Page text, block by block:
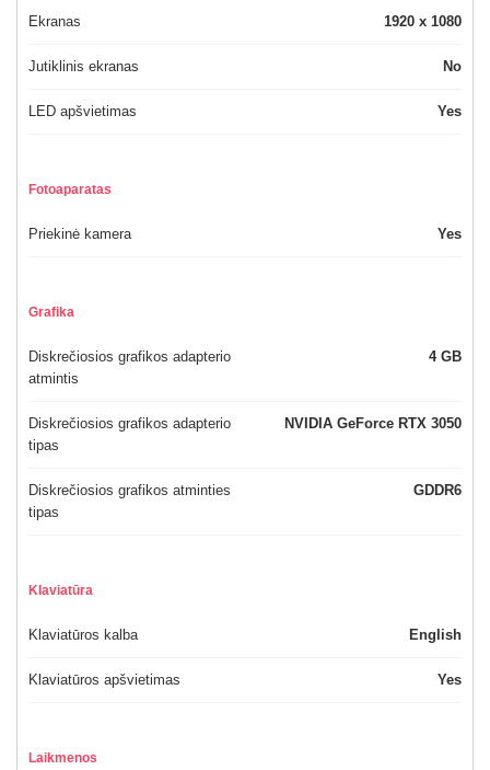
Ekranas 1920 x 1080
Jutiklinis ekranas No
LED apšvietimas Yes
Fotoaparatas
Priekinė kamera Yes
Grafika
Diskrečiosios grafikos adapterio
atmintis
4 GB
Diskrečiosios grafikos adapterio
tipas
NVIDIA GeForce RTX 3050
Diskrečiosios grafikos atminties
tipas
GDDR6
Klaviatūra
Klaviatūros kalba English
Klaviatūros apšvietimas Yes
Laikmenos